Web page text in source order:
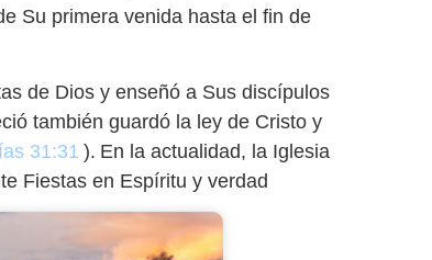
Su primera venida hasta el fin de
de Dios y enseñó a Sus discípulos
también guardó la ley de Cristo y
31:31 ). En la actualidad, la Iglesia
Fiestas en Espíritu y verdad